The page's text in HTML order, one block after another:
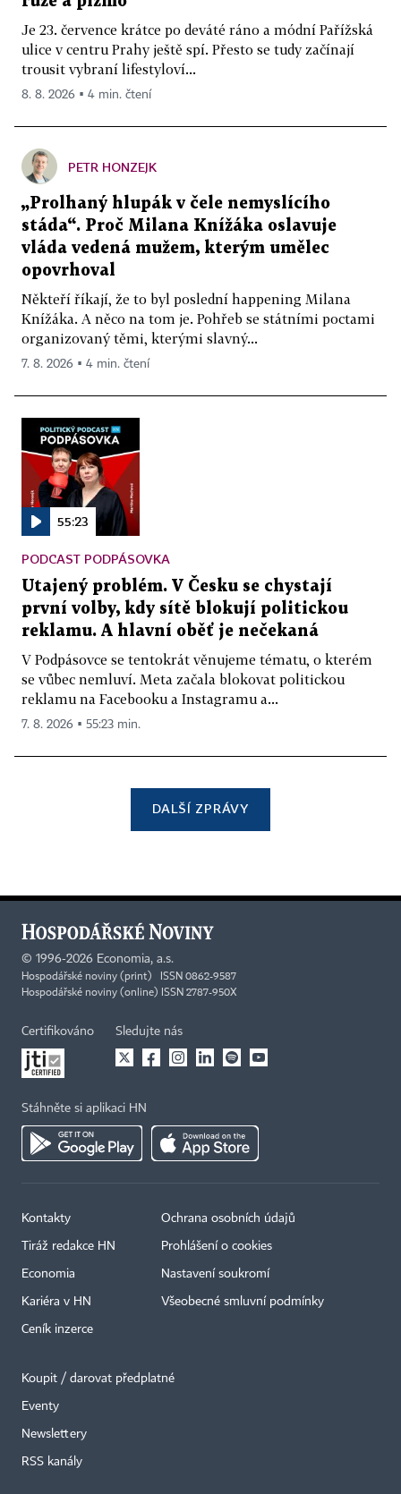
Je 23. července krátce po deváté ráno a módní Pařížská
ulice v centru Prahy ještě spí. Přesto se tudy začínají
trousit vybraní lifestyloví...
8. 8. 2026 ▪ 4 min. čtení
PETR HONZEJK
„Prolhaný hlupák v čele nemyslícího
stáda“. Proč Milana Knížáka oslavuje
vláda vedená mužem, kterým umělec
opovrhoval
Někteří říkají, že to byl poslední happening Milana
Knížáka. A něco na tom je. Pohřeb se státními poctami
organizovaný těmi, kterými slavný...
7. 8. 2026 ▪ 4 min. čtení
55:23
PODCAST PODPÁSOVKA
Utajený problém. V Česku se chystají
první volby, kdy sítě blokují politickou
reklamu. A hlavní oběť je nečekaná
V Podpásovce se tentokrát věnujeme tématu, o kterém
se vůbec nemluví. Meta začala blokovat politickou
reklamu na Facebooku a Instagramu a...
7. 8. 2026 ▪ 55:23 min.
DALŠÍ ZPRÁVY
© 1996-2026 Economia, a.s.
Hospodářské noviny (print) ISSN 0862-9587
Hospodářské noviny (online) ISSN 2787-950X
Certifikováno Sledujte nás
Stáhněte si aplikaci HN
Kontakty
Tiráž redakce HN
Economia
Kariéra v HN
Ceník inzerce
Ochrana osobních údajů
Prohlášení o cookies
Nastavení soukromí
Všeobecné smluvní podmínky
Koupit / darovat předplatné
Eventy
Newslettery
RSS kanály